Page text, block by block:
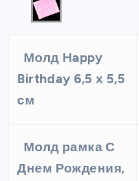
Молд Happy
Birthday 6,5 х 5,5
см
Молд рамка С
Днем Рождения,